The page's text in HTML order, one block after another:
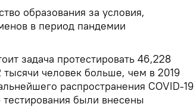
образования за условия,
в период пандемии
задача протестировать 46,228
человек больше, чем в 2019
распространения COVID-19
были внесены